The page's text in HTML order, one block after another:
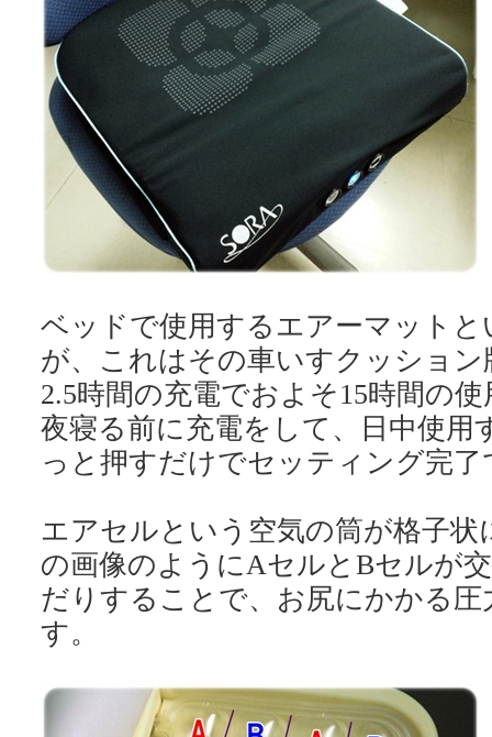
ベッドで使用するエアーマット
が、これはその車いすクッショ
2.5時間の充電でおよそ15時間の
夜寝る前に充電をして、日中使用
っと押すだけでセッティング完了
エアセルという空気の筒が格子
の画像のようにAセルとBセルが
だりすることで、お尻にかかる
す。